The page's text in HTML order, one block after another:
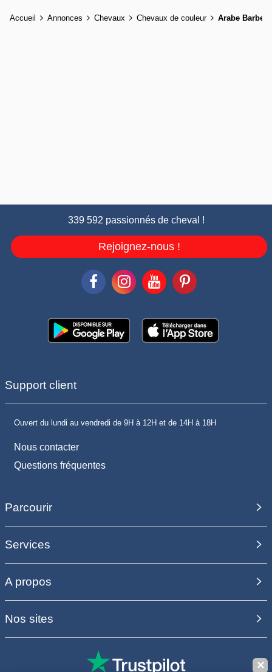
Accueil Annonces Chevaux Chevaux de couleur Arabe Barbe
339 592 passionnés de cheval !
Rejoignez-nous !
Support client
Ouvert du lundi au vendredi de 9H à 12H et de 14H à 18H
Nous contacter
Questions fréquentes
Parcourir
Services
A propos
Nos sites
✕